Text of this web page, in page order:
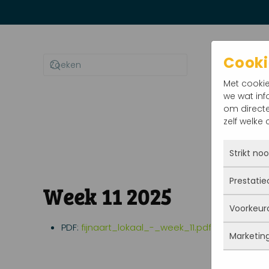
Home
Week 11 2025
PDF: fijnaart_lokaal_-_week_11.pdf
Met
we wat
om
zelf
Strikt
Deze
actief
jij iets
slaan
Met
blijven
bent.
Deze